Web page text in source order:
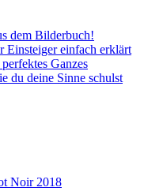
dem Bilderbuch!
Einsteiger einfach erklärt
Ganzes
du deine Sinne schulst
Noir 2018